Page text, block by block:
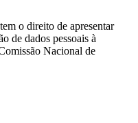
o direito de apresentar
de dados pessoais à
Nacional de